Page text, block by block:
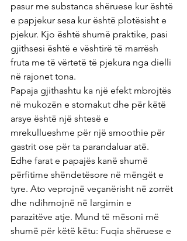
pasur me substanca shëruese kur është
e papjekur sesa kur është plotësisht e
pjekur. Kjo është shumë praktike, pasi
gjithsesi është e vështirë të marrësh
fruta me të vërtetë të pjekura nga dielli
në rajonet tona.
Papaja gjithashtu ka një efekt mbrojtës
në mukozën e stomakut dhe për këtë
arsye është një shtesë e
mrekullueshme për një smoothie për
gastrit ose për ta parandaluar atë.
Edhe farat e papajës kanë shumë
përfitime shëndetësore në mëngët e
tyre. Ato veprojnë veçanërisht në zorrët
dhe ndihmojnë në largimin e
parazitëve atje. Mund të mësoni më
shumë për këtë këtu: Fuqia shëruese e